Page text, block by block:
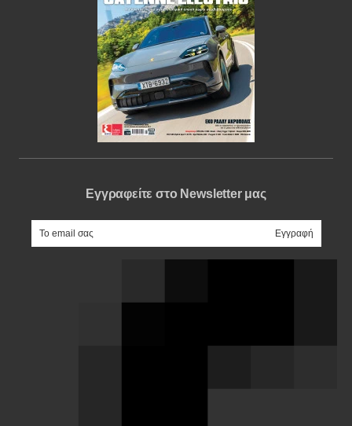
Εγγραφείτε στο Newsletter μας
e-mail